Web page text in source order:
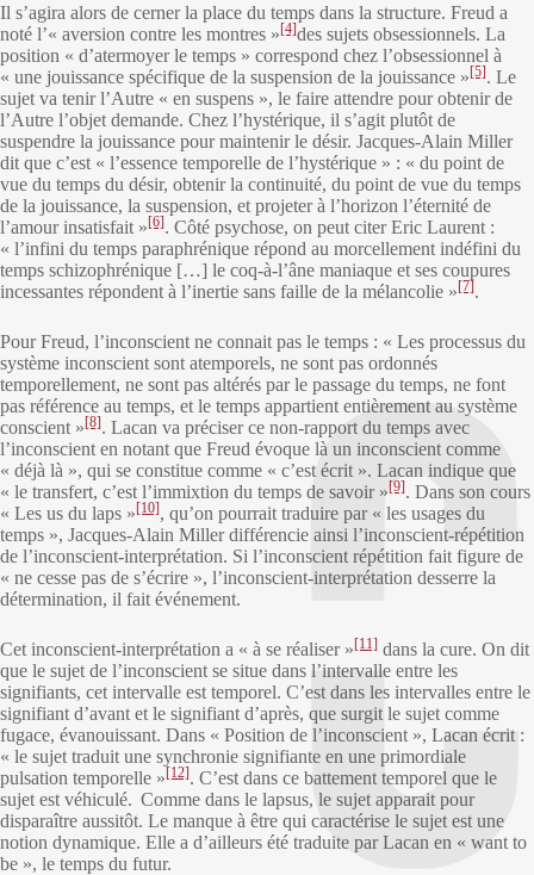
Il s’agira alors de cerner la place du temps dans la structure. Freud a
noté l’« aversion contre les montres »[4]des sujets obsessionnels. La
position « d’atermoyer le temps » correspond chez l’obsessionnel à
« une jouissance spécifique de la suspension de la jouissance »[5]. Le
sujet va tenir l’Autre « en suspens », le faire attendre pour obtenir de
l’Autre l’objet demande. Chez l’hystérique, il s’agit plutôt de
suspendre la jouissance pour maintenir le désir. Jacques-Alain Miller
dit que c’est « l’essence temporelle de l’hystérique » : « du point de
vue du temps du désir, obtenir la continuité, du point de vue du temps
de la jouissance, la suspension, et projeter à l’horizon l’éternité de
l’amour insatisfait »[6]. Côté psychose, on peut citer Eric Laurent :
« l’infini du temps paraphrénique répond au morcellement indéfini du
temps schizophrénique […] le coq-à-l’âne maniaque et ses coupures
incessantes répondent à l’inertie sans faille de la mélancolie »[7].
Pour Freud, l’inconscient ne connait pas le temps : « Les processus du
système inconscient sont atemporels, ne sont pas ordonnés
temporellement, ne sont pas altérés par le passage du temps, ne font
pas référence au temps, et le temps appartient entièrement au système
conscient »[8]. Lacan va préciser ce non-rapport du temps avec
l’inconscient en notant que Freud évoque là un inconscient comme
« déjà là », qui se constitue comme « c’est écrit ». Lacan indique que
« le transfert, c’est l’immixtion du temps de savoir »[9]. Dans son cours
« Les us du laps »[10], qu’on pourrait traduire par « les usages du
temps », Jacques-Alain Miller différencie ainsi l’inconscient-répétition
de l’inconscient-interprétation. Si l’inconscient répétition fait figure de
« ne cesse pas de s’écrire », l’inconscient-interprétation desserre la
détermination, il fait événement.
Cet inconscient-interprétation a « à se réaliser »[11] dans la cure. On dit
que le sujet de l’inconscient se situe dans l’intervalle entre les
signifiants, cet intervalle est temporel. C’est dans les intervalles entre le
signifiant d’avant et le signifiant d’après, que surgit le sujet comme
fugace, évanouissant. Dans « Position de l’inconscient », Lacan écrit :
« le sujet traduit une synchronie signifiante en une primordiale
pulsation temporelle »[12]. C’est dans ce battement temporel que le
sujet est véhiculé. Comme dans le lapsus, le sujet apparait pour
disparaître aussitôt. Le manque à être qui caractérise le sujet est une
notion dynamique. Elle a d’ailleurs été traduite par Lacan en « want to
be », le temps du futur.